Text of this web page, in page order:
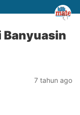
Banyuasin
7 tahun ago